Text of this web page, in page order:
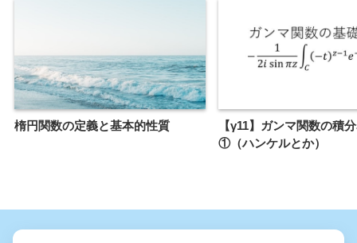
楕円関数の定義と基本的性質
【γ11】ガンマ関数の積
①（ハンケルとか）